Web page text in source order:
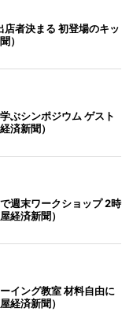
店者決まる 初登場のキッ
）
ぶシンポジウム ゲスト
済新聞）
週末ワークショップ 2時
経済新聞）
イング教室 材料自由に
経済新聞）